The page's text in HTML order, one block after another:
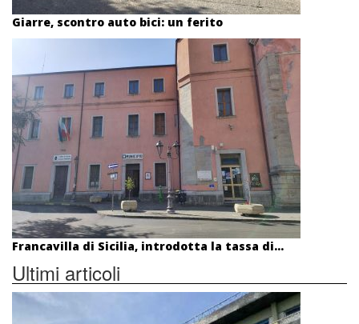
Giarre, scontro auto bici: un ferito
Francavilla di Sicilia, introdotta la tassa di...
Ultimi articoli